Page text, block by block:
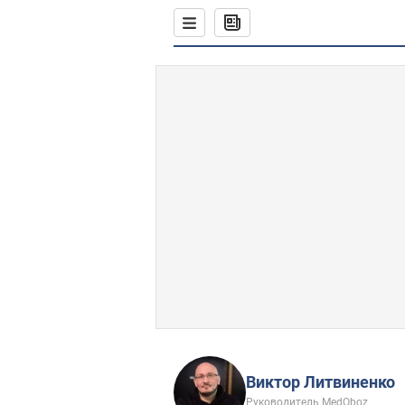
Виктор Литвиненко
Руководитель MedOboz